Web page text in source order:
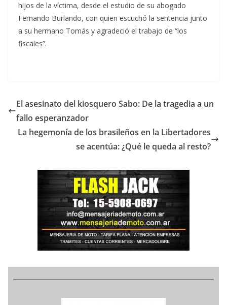
hijos de la víctima, desde el estudio de su abogado
Fernando Burlando, con quien escuchó la sentencia junto
a su hermano Tomás y agradeció el trabajo de “los
fiscales”.
El asesinato del kiosquero Sabo: De la tragedia a un
fallo esperanzador
La hegemonía de los brasileños en la Libertadores
se acentúa: ¿Qué le queda al resto?